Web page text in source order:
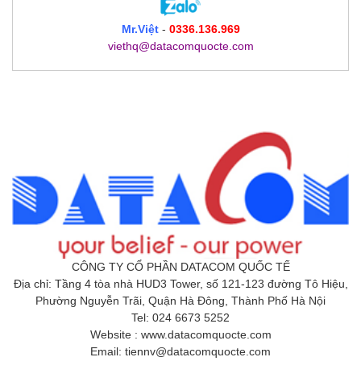
Mr.Việt- 0336.136.969
viethq@datacomquocte.com
CÔNG TY CỔ PHẦN DATACOM QUỐC TẾ
Địa chỉ: Tầng 4 tòa nhà HUD3 Tower, số 121-123 đường Tô Hiệu,
Phường Nguyễn Trãi, Quận Hà Đông, Thành Phố Hà Nội
Tel: 024 6673 5252
Website : www.datacomquocte.com
Email: tiennv@datacomquocte.com